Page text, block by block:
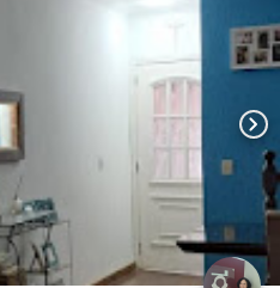
chevron_right